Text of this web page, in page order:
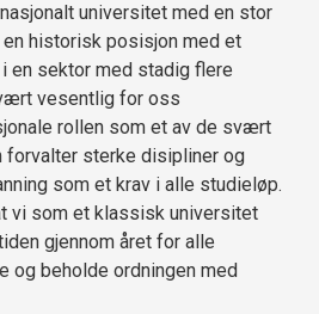
universitet med en stor
historisk posisjon med et
en sektor med stadig flere
vesentlig for oss
rollen som et av de svært
forvalter sterke disipliner og
som et krav i alle studieløp.
vi som et klassisk universitet
gjennom året for alle
og beholde ordningen med